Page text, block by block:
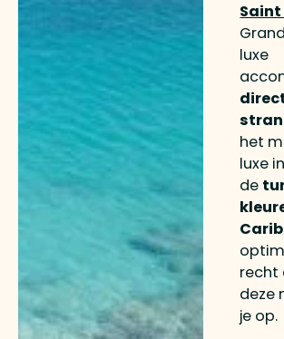
luxe
het
luxe
de
recht
deze
je op.